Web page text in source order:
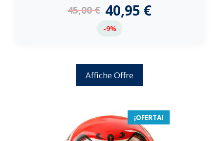
5
45,00€ 40,95 €
-9%
Affiche Offre
¡OFERTA!